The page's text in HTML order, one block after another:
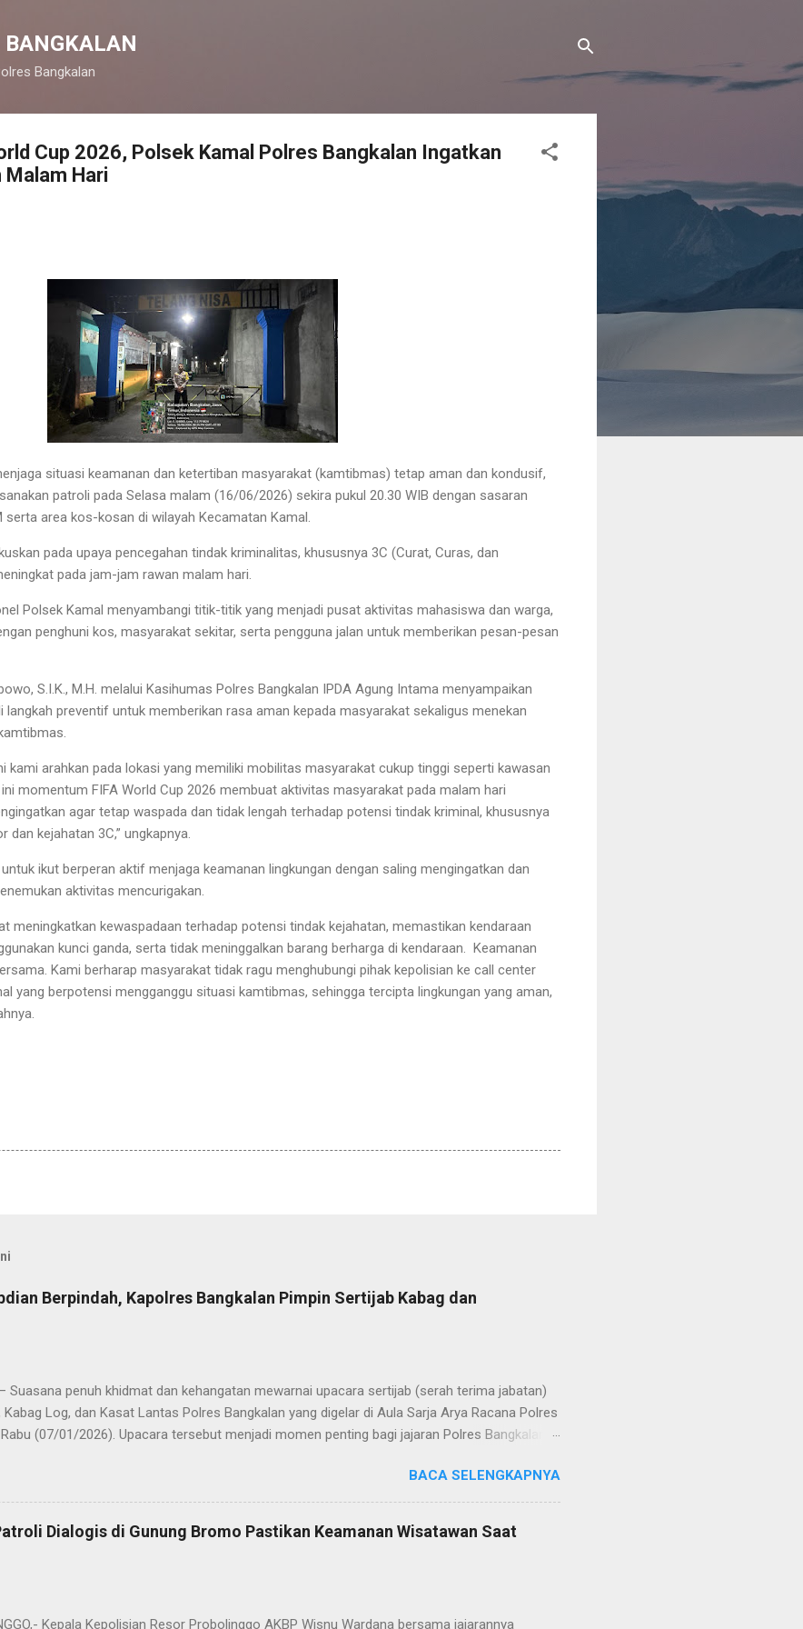
Bangkalan
Cup 2026, Polsek Kamal Polres Bangkalan Ingatkan
Malam Hari
situasi keamanan dan ketertiban masyarakat (kamtibmas) tetap aman dan kondusif,
patroli pada Selasa malam (16/06/2026) sekira pukul 20.30 WIB dengan sasaran
area kos-kosan di wilayah Kecamatan Kamal.
pada upaya pencegahan tindak kriminalitas, khususnya 3C (Curat, Curas, dan
pada jam-jam rawan malam hari.
Polsek Kamal menyambangi titik-titik yang menjadi pusat aktivitas mahasiswa dan warga,
penghuni kos, masyarakat sekitar, serta pengguna jalan untuk memberikan pesan-pesan
S.I.K., M.H. melalui Kasihumas Polres Bangkalan IPDA Agung Intama menyampaikan
preventif untuk memberikan rasa aman kepada masyarakat sekaligus menekan
kami arahkan pada lokasi yang memiliki mobilitas masyarakat cukup tinggi seperti kawasan
momentum FIFA World Cup 2026 membuat aktivitas masyarakat pada malam hari
agar tetap waspada dan tidak lengah terhadap potensi tindak kriminal, khususnya
kejahatan 3C,” ungkapnya.
ikut berperan aktif menjaga keamanan lingkungan dengan saling mengingatkan dan
aktivitas mencurigakan.
meningkatkan kewaspadaan terhadap potensi tindak kejahatan, memastikan kendaraan
kunci ganda, serta tidak meninggalkan barang berharga di kendaraan. Keamanan
Kami berharap masyarakat tidak ragu menghubungi pihak kepolisian ke call center
yang berpotensi mengganggu situasi kamtibmas, sehingga tercipta lingkungan yang aman,
Berpindah, Kapolres Bangkalan Pimpin Sertijab Kabag dan
Suasana penuh khidmat dan kehangatan mewarnai upacara sertijab (serah terima jabatan)
Kabag Log, dan Kasat Lantas Polres Bangkalan yang digelar di Aula Sarja Arya Racana Polres
(07/01/2026). Upacara tersebut menjadi momen penting bagi jajaran Polres Bangkalan,
pengabdian kepada masyarakat. Dalam sertijab tersebut, KOMPOL Hery Kusnanto, S.H.,
jabatan Kabag Log Polres Bangkalan untuk mengemban amanah baru sebagai
Sampang. Jabatan Kabag Log Polres Bangkalan selanjutnya dijabat oleh KOMPOL Moch.
M.H. , yang sebelumnya mengemban tugas sebagai Kabag Ops Polres Bangkalan. Sementara
BACA SELENGKAPNYA
Dialogis di Gunung Bromo Pastikan Keamanan Wisatawan Saat
Kepala Kepolisian Resor Probolinggo AKBP Wisnu Wardana bersama jajarannya